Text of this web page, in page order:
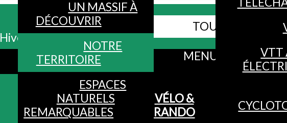
Hiver
Webcams TOUS LES SITES
MENU
UN MASSIF À
DÉCOUVRIR
NOTRE
TERRITOIRE
ESPACES
NATURELS
REMARQUABLES
VÉLO &
RANDO
VTT